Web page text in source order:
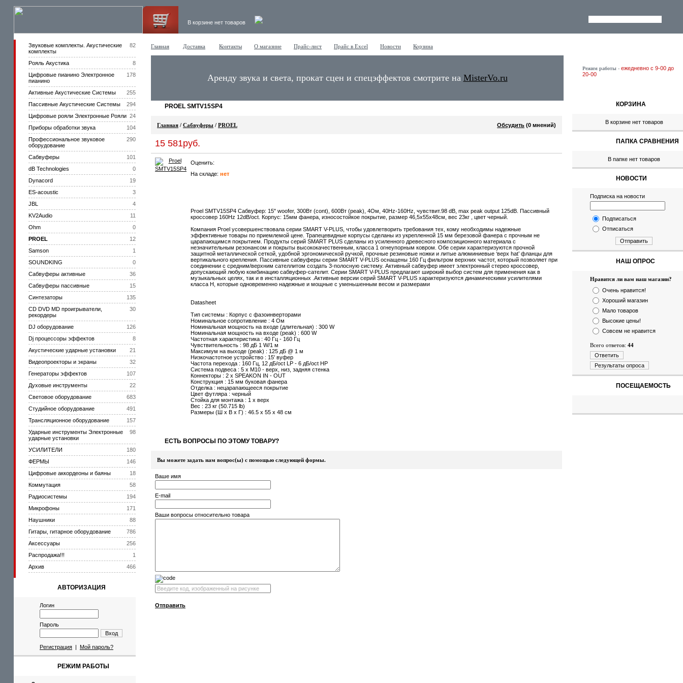
В корзине нет товаров
82
Звуковые комплекты. Акустические
комплекты
8
Рояль Акустика
178
Цифровые пианино Электронное
пианино
255
Активные Акустические Системы
294
Пассивные Акустические Системы
24
Цифровые рояли Электронные Рояли
104
Приборы обработки звука
290
Профессиональное звуковое
оборудование
101
Сабвуферы
0
dB Technologies
19
Dynacord
3
ES-acoustic
4
JBL
11
KV2Audio
0
Ohm
12
PROEL
1
Samson
0
SOUNDKING
36
Сабвуферы активные
15
Сабвуферы пассивные
135
Синтезаторы
30
CD DVD MD проигрыватели,
рекордеры
126
DJ оборудование
8
Dj процессоры эффектов
21
Акустические ударные установки
32
Видеопроекторы и экраны
107
Генераторы эффектов
22
Духовые инструменты
683
Световое оборудование
491
Студийное оборудование
157
Трансляционное оборудование
98
Ударные инструменты Электронные
ударные установки
180
УСИЛИТЕЛИ
146
ФЕРМЫ
18
Цифровые аккордеоны и баяны
58
Коммутация
194
Радиосистемы
171
Микрофоны
88
Наушники
786
Гитары, гитарное оборудование
256
Аксессуары
1
Распродажа!!!
466
Архив
АВТОРИЗАЦИЯ
Логин
Пароль
Вход
Регистрация | Мой пароль?
РЕЖИМ РАБОТЫ
Главная Доставка Контакты О магазине Прайс-лист Прайс в Excel Новости Корзина
Аренду звука и света, прокат сцен и спецэффектов смотрите на MisterVo.ru
Режим работы - ежедневно с 9-00 до
20-00
PROEL SMTV15SP4
Обсудить (0 мнений)
Главная / Сабвуферы / PROEL
15 581руб.
Оценить:
На складе: нет
Proel SMTV15SP4 Сабвуфер: 15" woofer, 300Вт (cont), 600Вт (peak), 4Ом, 40Hz-160Hz, чувствит.98 dB, max peak output 125dB. Пассивный
кроссовер 160Hz 12dB/oct. Корпус: 15мм фанера, износостойкое покрытие, размер 46,5х55х48см, вес 23кг , цвет черный.
Компания Proel усовершенствовала серии SMART V-PLUS, чтобы удовлетворить требования тех, кому необходимы надежные
эффективные товары по приемлемой цене. Трапецевидные корпусы сделаны из укрепленной 15 мм березовой фанера с прочным не
царапающимся покрытием. Продукты серий SMART PLUS сделаны из усиленного древесного композиционного материала с
незначительным резонансом и покрыты высококачественным, класса 1 огнеупорным ковром. Обе серии характеризуются прочной
защитной металлической сеткой, удобной эргономической ручкой, прочные резиновые ножки и литые алюминиевые ‘верх hat’ фланцы для
вертикального крепления. Пассивные сабвуферы серии SMART V-PLUS оснащены 160 Гц фильтром верхних частот, который позволяет при
соединении с средним/верхним сателлитом создать 3-полосную систему. Активный сабвуфер имеет электронный стерео кроссовер,
допускающий любую комбинацию сабвуфер-сателит. Серии SMART V-PLUS предлагают широкий выбор систем для применения как в
музыкальных целях, так и в инсталляционных .Активные версии серий SMART V-PLUS характеризуются динамическими усилителями
класса Н, которые одновременно надежные и мощные с уменьшенным весом и размерами
Datasheet
Тип системы : Корпус с фазоинверторами
Номинальное сопротивление : 4 Ом
Номинальная мощность на входе (длительная) : 300 W
Номинальная мощность на входе (peak) : 600 W
Частотная характеристика : 40 Гц - 160 Гц
Чувствительность : 98 дБ 1 W/1 м
Максимум на выходе (peak) : 125 дБ @ 1 м
Низкочастотное устройство : 15' вуфер
Частота перехода : 160 Гц, 12 дБ/oct LP - 6 дБ/oct HP
Система подвеса : 5 x M10 - верх, низ, задняя стенка
Коннекторы : 2 x SPEAKON IN - OUT
Конструкция : 15 мм буковая фанера
Отделка : нецарапающееся покрытие
Цвет футляра : черный
Стойка для монтажа : 1 x верх
Вес : 23 кг (50.715 lb)
Размеры (Ш х В х Г) : 46.5 x 55 x 48 см
ЕСТЬ ВОПРОСЫ ПО ЭТОМУ ТОВАРУ?
Вы можете задать нам вопрос(ы) с помощью следующей формы.
Ваше имя
E-mail
Ваши вопросы относительно товара
Отправить
КОРЗИНА
В корзине нет товаров
ПАПКА СРАВНЕНИЯ
В папке нет товаров
НОВОСТИ
Подписка на новости
Подписаться
Отписаться
Отправить
НАШ ОПРОС
Нравится ли вам наш магазин?
Очень нравится!
Хороший магазин
Мало товаров
Высокие цены!
Совсем не нравится
Всего ответов: 44
Ответить
Результаты опроса
ПОСЕЩАЕМОСТЬ